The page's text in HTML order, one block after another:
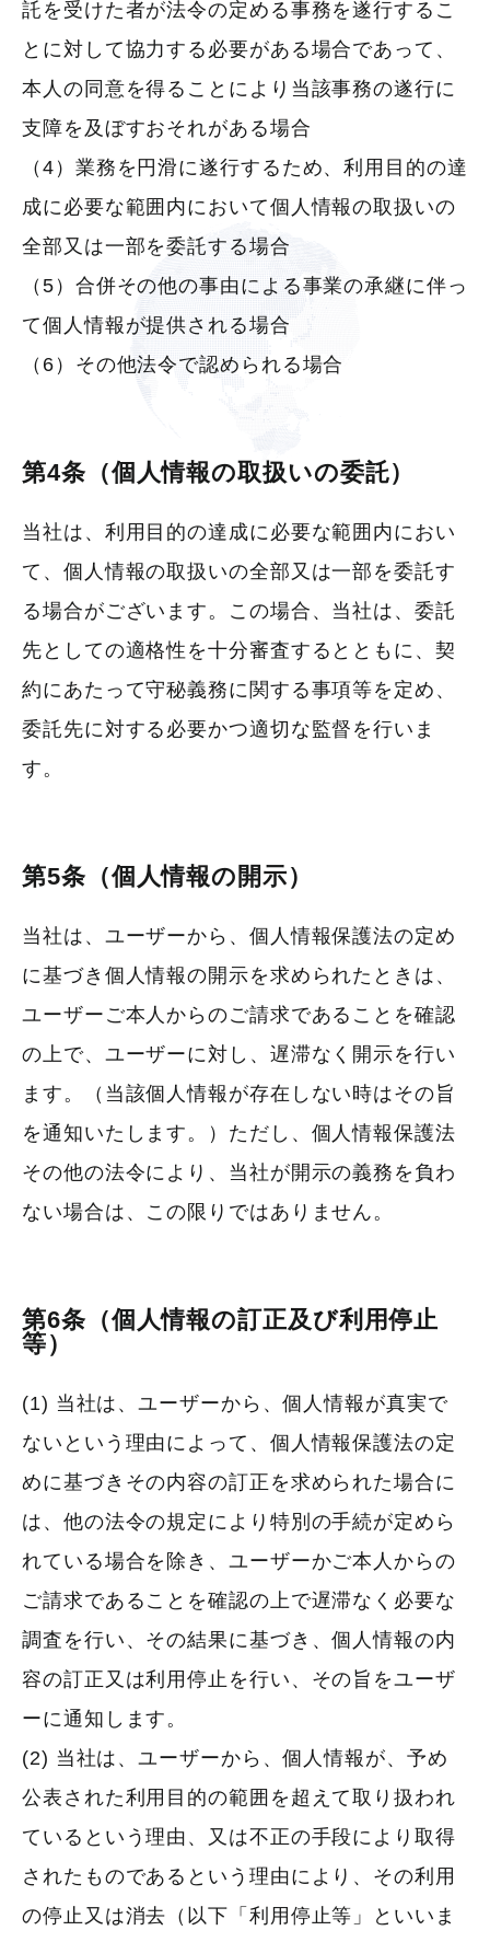
託を受けた者が法令の定める事務を遂行するこ
とに対して協力する必要がある場合であって、
本人の同意を得ることにより当該事務の遂行に
支障を及ぼすおそれがある場合
（4）業務を円滑に遂行するため、利用目的の達
成に必要な範囲内において個人情報の取扱いの
全部又は一部を委託する場合
（5）合併その他の事由による事業の承継に伴っ
て個人情報が提供される場合
（6）その他法令で認められる場合
第4条（個人情報の取扱いの委託）
当社は、利用目的の達成に必要な範囲内におい
て、個人情報の取扱いの全部又は一部を委託す
る場合がございます。この場合、当社は、委託
先としての適格性を十分審査するとともに、契
約にあたって守秘義務に関する事項等を定め、
委託先に対する必要かつ適切な監督を行いま
す。
第5条（個人情報の開示）
当社は、ユーザーから、個人情報保護法の定め
に基づき個人情報の開示を求められたときは、
ユーザーご本人からのご請求であることを確認
の上で、ユーザーに対し、遅滞なく開示を行い
ます。（当該個人情報が存在しない時はその旨
を通知いたします。）ただし、個人情報保護法
その他の法令により、当社が開示の義務を負わ
ない場合は、この限りではありません。
第6条（個人情報の訂正及び利用停止
等）
(1) 当社は、ユーザーから、個人情報が真実で
ないという理由によって、個人情報保護法の定
めに基づきその内容の訂正を求められた場合に
は、他の法令の規定により特別の手続が定めら
れている場合を除き、ユーザーかご本人からの
ご請求であることを確認の上で遅滞なく必要な
調査を行い、その結果に基づき、個人情報の内
容の訂正又は利用停止を行い、その旨をユーザ
ーに通知します。
(2) 当社は、ユーザーから、個人情報が、予め
公表された利用目的の範囲を超えて取り扱われ
ているという理由、又は不正の手段により取得
されたものであるという理由により、その利用
の停止又は消去（以下「利用停止等」といいま